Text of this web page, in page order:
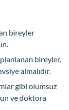
bireyler
bireyler,
almalıdır.
gibi olumsuz
ve doktora